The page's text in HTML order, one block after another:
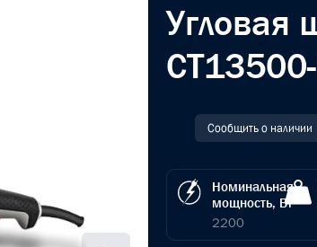
Угловая
Сообщить о наличии
Номинальная
мощность, Вт
2200